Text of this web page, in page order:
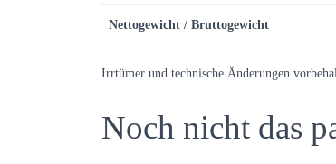
Nettogewicht / Bruttogewicht
Irrtümer und technische Änderungen
Noch nicht das